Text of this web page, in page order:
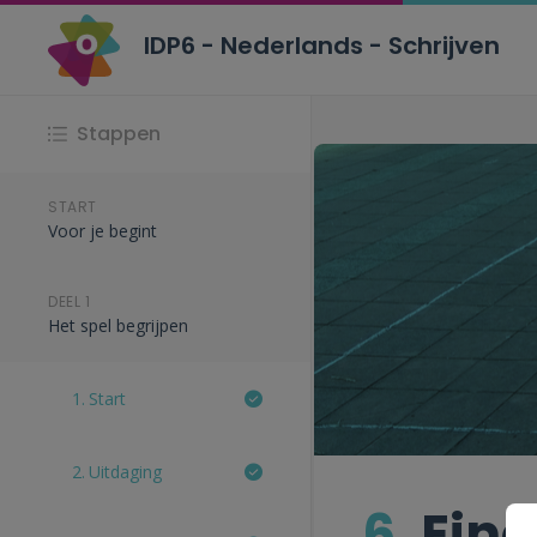
Stappen
START
Voor je begint
DEEL 1
Het spel begrijpen
1. Start
2. Uitdaging
IDP6 - Nederlands - Schrijven